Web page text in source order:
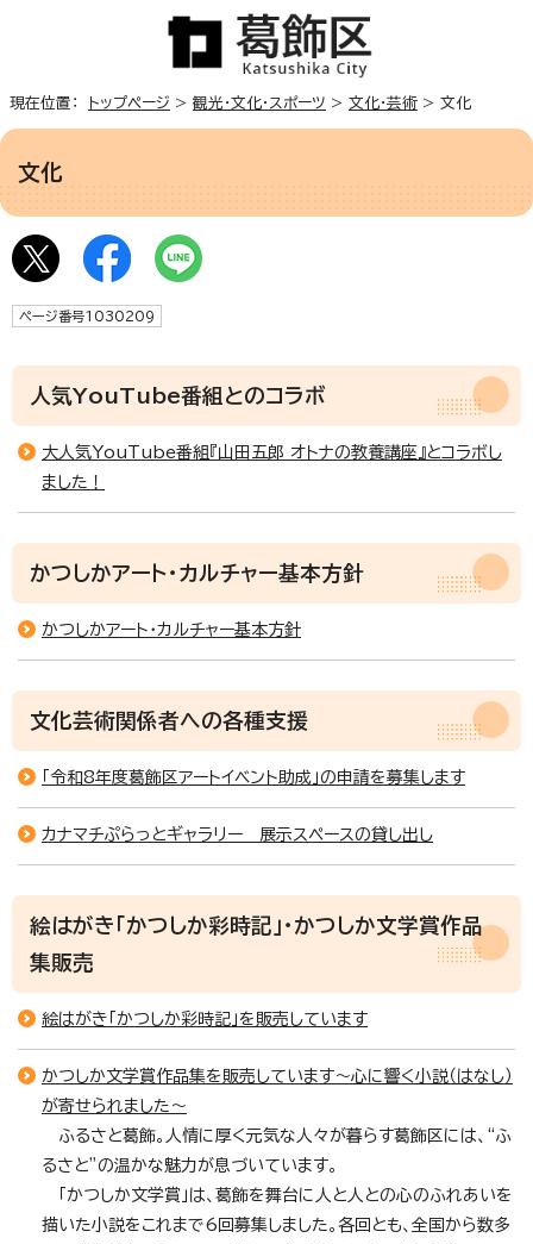
現在位置： トップページ > 観光・文化・スポーツ > 文化・芸術 > 文化
文化
ページ番号1030209
人気YouTube番組とのコラボ
大人気YouTube番組『山田五郎 オトナの教養講座』とコラボし
ました！
かつしかアート・カルチャー基本方針
かつしかアート・カルチャー基本方針
文化芸術関係者への各種支援
「令和8年度葛飾区アートイベント助成」の申請を募集します
カナマチぷらっとギャラリー 展示スペースの貸し出し
絵はがき「かつしか彩時記」・かつしか文学賞作品
集販売
絵はがき「かつしか彩時記」を販売しています
かつしか文学賞作品集を販売しています～心に響く小説（はなし）
が寄せられました～
ふるさと葛飾。人情に厚く元気な人々が暮らす葛飾区には、“ふ
るさと”の温かな魅力が息づいています。
「かつしか文学賞」は、葛飾を舞台に人と人との心のふれあいを
描いた小説をこれまで6回募集しました。各回とも、全国から数多